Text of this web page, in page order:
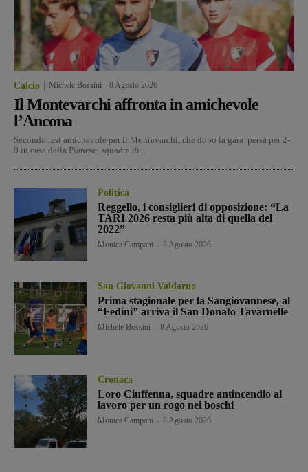
Calcio Michele Bossini 8 Agosto 2026
Il Montevarchi affronta in amichevole
l’Ancona
Secondo test amichevole per il Montevarchi, che dopo la gara persa per 2-
0 in casa della Pianese, squadra di...
Politica
Reggello, i consiglieri di opposizione: “La
TARI 2026 resta più alta di quella del
2022”
Monica Campani 8 Agosto 2026
San Giovanni Valdarno
Prima stagionale per la Sangiovannese, al
“Fedini” arriva il San Donato Tavarnelle
Michele Bossini 8 Agosto 2026
Cronaca
Loro Ciuffenna, squadre antincendio al
lavoro per un rogo nei boschi
Monica Campani 8 Agosto 2026